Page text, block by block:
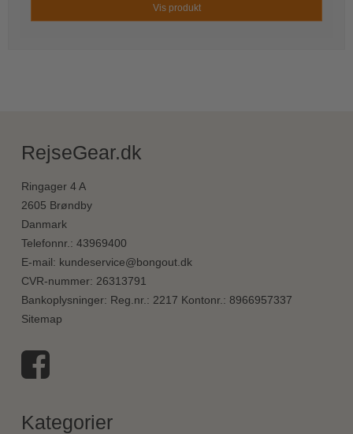
Vis produkt
RejseGear.dk
Ringager 4 A
2605 Brøndby
Danmark
Telefonnr. : 43969400
E-mail: kundeservice@bongout.dk
CVR-nummer: 26313791
Bankoplysninger: Reg.nr.: 2217 Kontonr.: 8966957337
Sitemap
Kategorier